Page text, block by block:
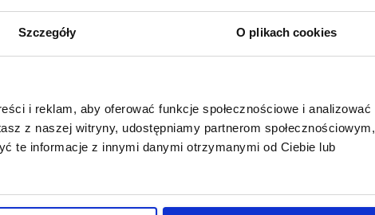
Szczegóły O plikach cookies
i reklam, aby oferować funkcje społecznościowe i analizować
z naszej witryny, udostępniamy partnerom społecznościowym,
te informacje z innymi danymi otrzymanymi od Ciebie lub